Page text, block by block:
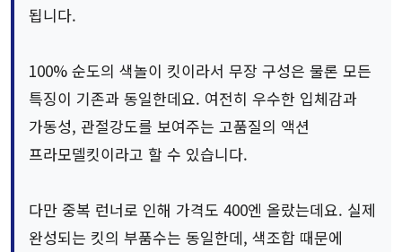
됩니다.
100% 순도의 색놀이 킷이라서 무장 구성은 물론 모든
특징이 기존과 동일한데요. 여전히 우수한 입체감과
가동성, 관절강도를 보여주는 고품질의 액션
프라모델킷이라고 할 수 있습니다.
다만 중복 런너로 인해 가격도 400엔 올랐는데요. 실제
완성되는 킷의 부품수는 동일한데, 색조합 때문에